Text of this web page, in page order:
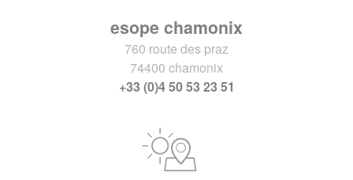
esope chamonix
760 route des praz
74400 chamonix
+33 (0)4 50 53 23 51